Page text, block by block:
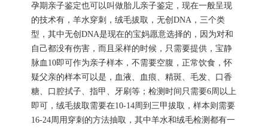
孕期亲子鉴定也可以叫做胎儿亲子鉴定，现在一般呈现
的技术有，羊水穿刺，绒毛拔取，无创DNA，三个类
型，其中无创DNA是现在的宝妈愿意选择的，因为对和
自己都没有伤害，而且采样的时候，只需要提供，宝静
脉血10即可作为亲子样本，不需要空腹，正常饮食，怀
疑父亲的样本可以是，血液、血痕、精斑、毛发、口香
糖、口腔拭子、指甲、牙刷等；检测时间只需要6周以上
即可，绒毛拔取需要在10-14周到三甲拔取，样本则需要
16-24周用穿刺的方法抽取，其中羊水和绒毛检测都有一